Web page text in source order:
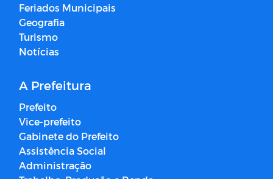
Feriados Municipais
Geografia
Turismo
Notícias
A Prefeitura
Prefeito
Vice-prefeito
Gabinete do Prefeito
Assistência Social
Administração